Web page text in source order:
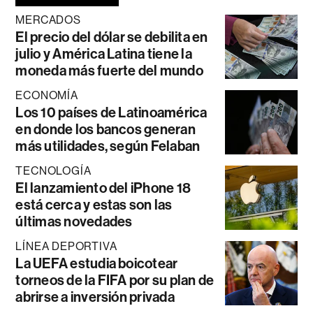
MERCADOS
El precio del dólar se debilita en
julio y América Latina tiene la
moneda más fuerte del mundo
ECONOMÍA
Los 10 países de Latinoamérica
en donde los bancos generan
más utilidades, según Felaban
TECNOLOGÍA
El lanzamiento del iPhone 18
está cerca y estas son las
últimas novedades
LÍNEA DEPORTIVA
La UEFA estudia boicotear
torneos de la FIFA por su plan de
abrirse a inversión privada